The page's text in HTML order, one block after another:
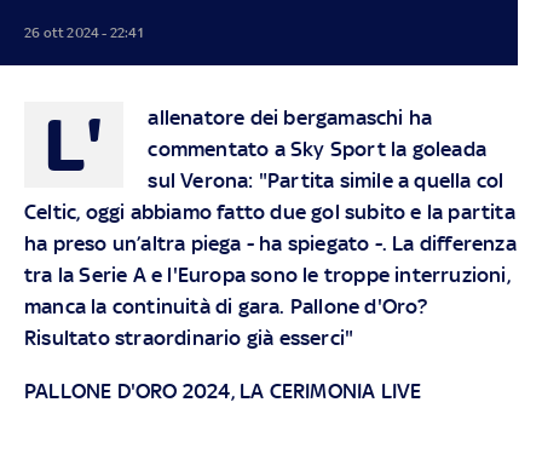
26 ott 2024 - 22:41
L'
allenatore dei bergamaschi ha
commentato a Sky Sport la goleada
sul Verona: "Partita simile a quella col
Celtic, oggi abbiamo fatto due gol subito e la partita
ha preso un’altra piega - ha spiegato -. La differenza
tra la Serie A e l'Europa sono le troppe interruzioni,
manca la continuità di gara. Pallone d'Oro?
Risultato straordinario già esserci"
PALLONE D'ORO 2024, LA CERIMONIA LIVE